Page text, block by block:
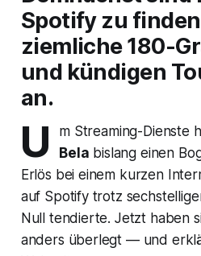
Spotify zu
ziemliche 180-
und kündigen
an.
U m Streaming-Dienste
Bela bislang einen
Erlös bei einem kurzen
auf Spotify trotz
Null tendierte. Jetzt haben
anders überlegt — und